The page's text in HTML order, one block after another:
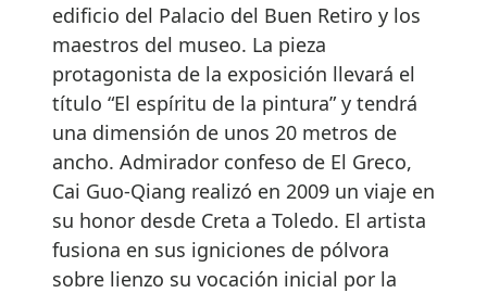
edificio del Palacio del Buen Retiro y los
maestros del museo. La pieza
protagonista de la exposición llevará el
título “El espíritu de la pintura” y tendrá
una dimensión de unos 20 metros de
ancho. Admirador confeso de El Greco,
Cai Guo-Qiang realizó en 2009 un viaje en
su honor desde Creta a Toledo. El artista
fusiona en sus igniciones de pólvora
sobre lienzo su vocación inicial por la